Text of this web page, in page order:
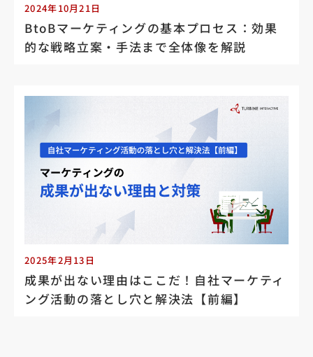
2024年10月21日
BtoBマーケティングの基本プロセス：効果
的な戦略立案・手法まで全体像を解説
2025年2月13日
成果が出ない理由はここだ！自社マーケティ
ング活動の落とし穴と解決法【前編】